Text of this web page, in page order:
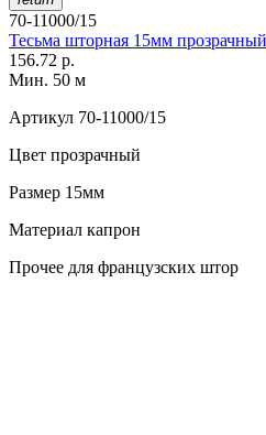
70-11000/15
Тесьма шторная 15мм
156.72 р.
Мин. 50 м
Артикул 70-11000/15
Цвет прозрачный
Размер 15мм
Материал капрон
Прочее для французских штор